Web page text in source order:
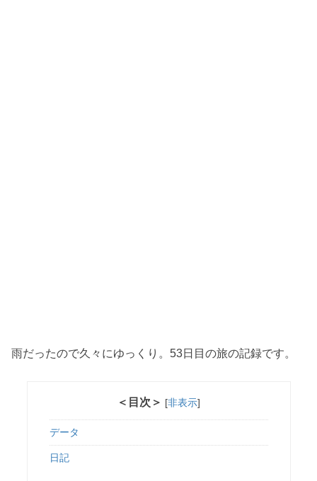
雨だったので久々にゆっくり。53日目の旅の記録です。
＜目次＞ [非表示]
データ
日記